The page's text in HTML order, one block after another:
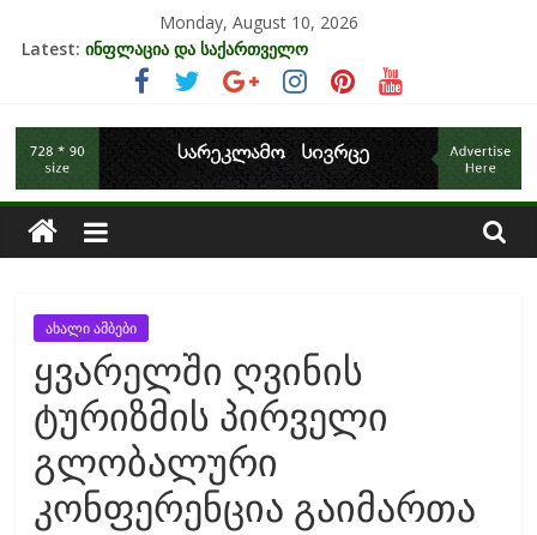
Monday, August 10, 2026
Latest: ინფლაცია და საქართველო
კრიზისის ზეგავლენა ტურიზმის ინდუსტრიაზე
მიგრაციისა და ეკონომიკის ურთიერთკავშირი
EU-ის კანდიდატის სტატუსის ეკონომიკური სარგებელი
უძრავი ქონების ბაზარი საქართველოში
საქართველოს
ეკონომიკა
ახალი ამბები
ყვარელში ღვინის
ტურიზმის პირველი
გლობალური
კონფერენცია გაიმართა